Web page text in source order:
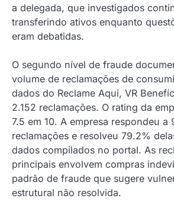
a delegada, que investigados
transferindo ativos enquanto
eram debatidas.
O segundo nível de fraude
volume de reclamações de
dados do Reclame Aqui, VR
2.152 reclamações. O rating da
7.5 em 10. A empresa respondeu a
reclamações e resolveu 79.2%
dados compilados no portal. As
principais envolvem compras
padrão de fraude que sugere
estrutural não resolvida.